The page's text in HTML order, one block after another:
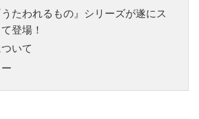
たわれるもの』シリーズが遂にス
登場！
いて